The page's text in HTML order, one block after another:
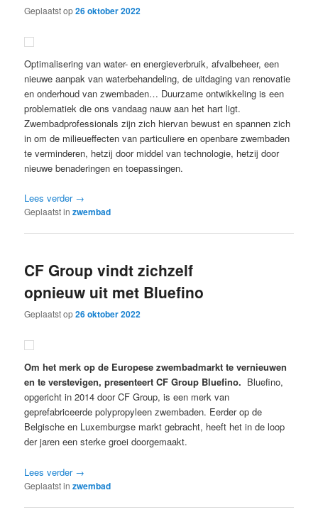
Geplaatst op26 oktober 2022
Optimalisering van water- en energieverbruik, afvalbeheer, een
nieuwe aanpak van waterbehandeling, de uitdaging van renovatie
en onderhoud van zwembaden… Duurzame ontwikkeling is een
problematiek die ons vandaag nauw aan het hart ligt.
Zwembadprofessionals zijn zich hiervan bewust en spannen zich
in om de milieueffecten van particuliere en openbare zwembaden
te verminderen, hetzij door middel van technologie, hetzij door
nieuwe benaderingen en toepassingen.
Lees verder →
Geplaatst in zwembad
CF Group vindt zichzelf
opnieuw uit met Bluefino
Geplaatst op26 oktober 2022
Om het merk op de Europese zwembadmarkt te vernieuwen
en te verstevigen, presenteert CF Group Bluefino. Bluefino,
opgericht in 2014 door CF Group, is een merk van
geprefabriceerde polypropyleen zwembaden. Eerder op de
Belgische en Luxemburgse markt gebracht, heeft het in de loop
der jaren een sterke groei doorgemaakt.
Lees verder →
Geplaatst in zwembad